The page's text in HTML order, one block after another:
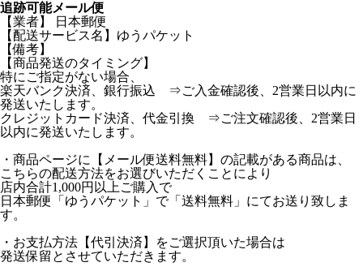
追跡可能メール便
【業者】 日本郵便
【配送サービス名】ゆうパケット
【備考】
【商品発送のタイミング】
特にご指定がない場合、
楽天バンク決済、銀行振込 ⇒ご入金確認後、2営業日以内に
発送いたします。
クレジットカード決済、代金引換 ⇒ご注文確認後、2営業日
以内に発送いたします。
・商品ページに【メール便送料無料】の記載がある商品は、
こちらの配送方法をお選びいただくことにより
店内合計1,000円以上ご購入で
日本郵便「ゆうパケット」で「送料無料」にてお送り致しま
す。
・お支払方法【代引決済】をご選択頂いた場合は
発送保留とさせていただきます。